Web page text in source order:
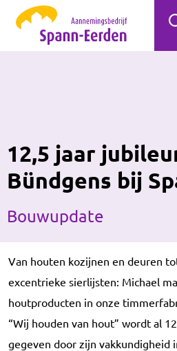
12,5 jaar
Bündgens bij
Bouwupdate
Van houten kozijnen en deuren
excentrieke sierlijsten: Michael
houtproducten in onze
“Wij houden van hout” wordt al
gegeven door zijn vakkundigheid